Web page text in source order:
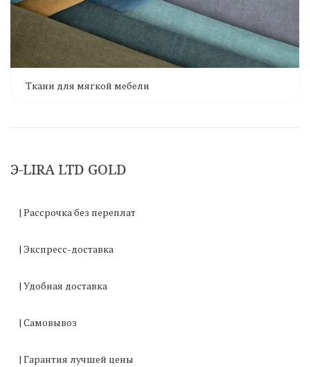
Ткани для мягкой мебели
Э-LIRA LTD GOLD
| Рассрочка без переплат
| Экспресс-доставка
| Удобная доставка
| Самовывоз
| Гарантия лучшей цены